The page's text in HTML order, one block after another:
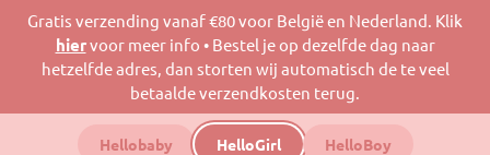
Ga naar inhoud
Gratis verzending vanaf €80 voor België en Nederland. Klik
hiervoor meer info • Bestel je op dezelfde dag naar
hetzelfde adres, dan storten wij automatisch de te veel
betaalde verzendkosten terug.
Hellobaby HelloGirl HelloBoy